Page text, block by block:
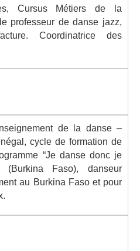
Cursus Métiers de la
professeur de danse jazz,
Coordinatrice des
de la danse –
cycle de formation de
“Je danse donc je
(Burkina Faso), danseur
au Burkina Faso et pour